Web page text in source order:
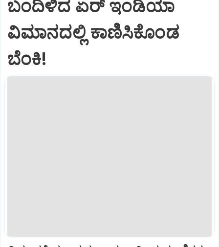
ಬಂದಿಳಿದ ಏರ್‌ ಇಂಡಿಯಾ
ವಿಮಾನದಲ್ಲಿ ಕಾಣಿಸಿಕೊಂಡ
ಬೆಂಕಿ!